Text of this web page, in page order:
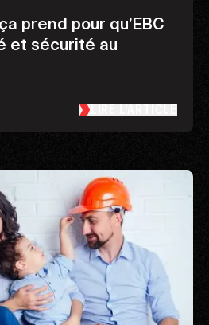
prend pour qu’EBC
et sécurité au